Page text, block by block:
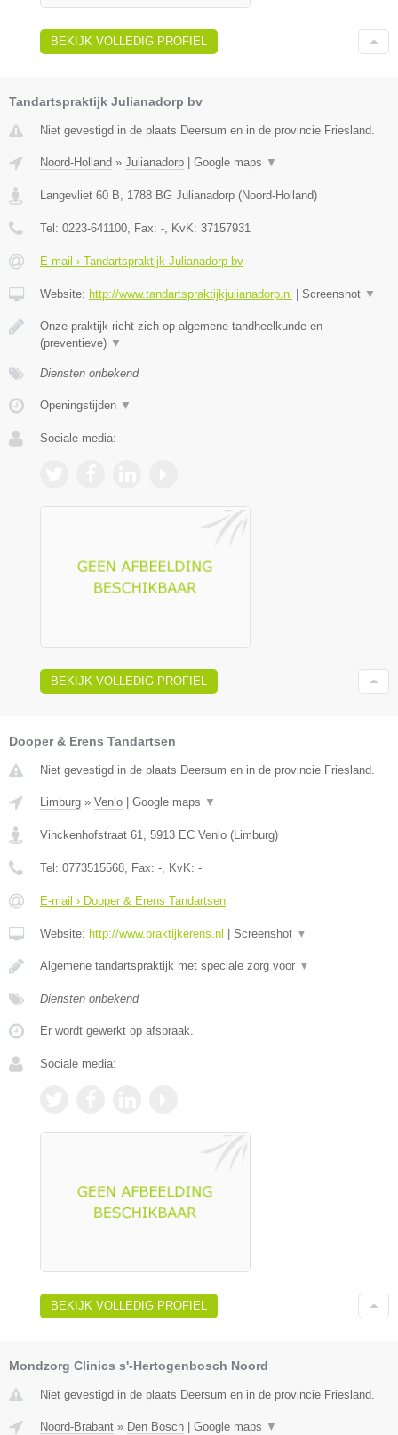
BEKIJK VOLLEDIG PROFIEL
Tandartspraktijk Julianadorp bv
Niet gevestigd in de plaats Deersum en in de provincie Friesland.
Noord-Holland » Julianadorp Google maps ▼
Langevliet 60 B, 1788 BG Julianadorp (Noord-Holland)
Tel: 0223-641100, Fax: -, KvK: 37157931
E-mail › Tandartspraktijk Julianadorp bv
Website: http://www.tandartspraktijkjulianadorp.nl Screenshot ▼
Onze praktijk richt zich op algemene tandheelkunde en
(preventieve) ▼
Diensten onbekend
Openingstijden ▼
Sociale media:
BEKIJK VOLLEDIG PROFIEL
Dooper & Erens Tandartsen
Niet gevestigd in de plaats Deersum en in de provincie Friesland.
Limburg » Venlo Google maps ▼
Vinckenhofstraat 61 5913 EC Venlo ( Limburg)
Tel: 0773515568 , Fax: - , KvK: -
E-mail › Dooper & Erens Tandartsen
Website: http://www.praktijkerens.nl Screenshot ▼
Algemene tandartspraktijk met speciale zorg voor ▼
Diensten onbekend
Er wordt gewerkt op afspraak.
Sociale media:
BEKIJK VOLLEDIG PROFIEL
Mondzorg Clinics s'-Hertogenbosch Noord
Niet gevestigd in de plaats Deersum en in de provincie Friesland.
Noord-Brabant » Den Bosch Google maps ▼